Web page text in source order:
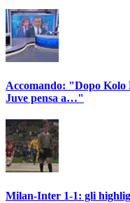
Accomando: "Dopo Kolo
Juve pensa a…"
Milan-Inter 1-1: gli